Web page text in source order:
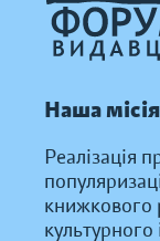
Наша місія
Реалізація
книжкового
культурного